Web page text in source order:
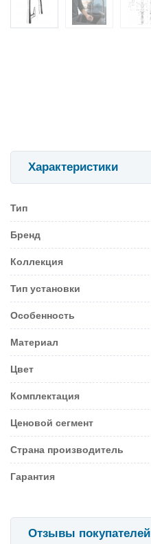
Характеристики
Тип
Бренд
Коллекция
Тип установки
Особенность
Материал
Цвет
Комплектация
Ценовой сегмент
Страна производитель
Гарантия
Отзывы покупателей